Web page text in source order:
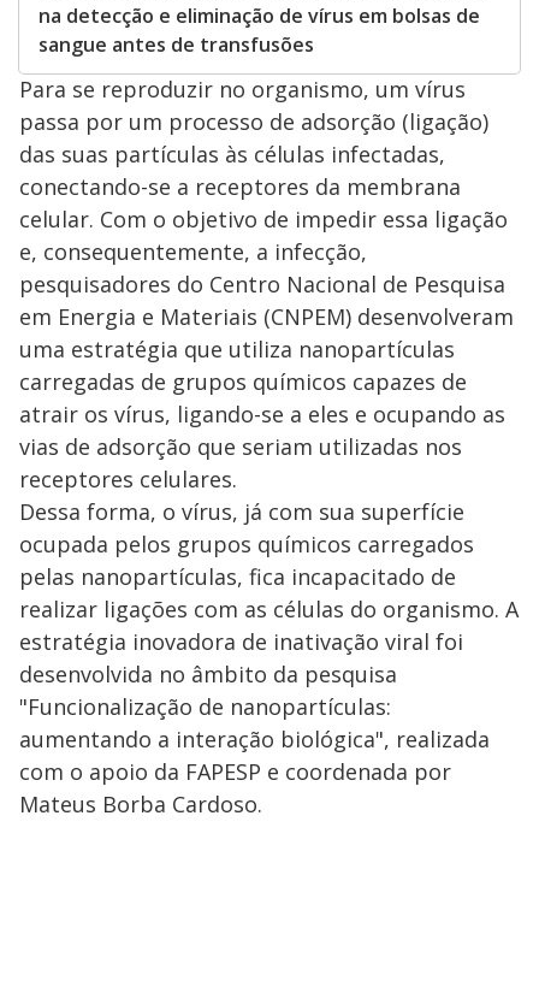
na detecção e eliminação de vírus em bolsas de
sangue antes de transfusões
Para se reproduzir no organismo, um vírus
passa por um processo de adsorção (ligação)
das suas partículas às células infectadas,
conectando-se a receptores da membrana
celular. Com o objetivo de impedir essa ligação
e, consequentemente, a infecção,
pesquisadores do Centro Nacional de Pesquisa
em Energia e Materiais (CNPEM) desenvolveram
uma estratégia que utiliza nanopartículas
carregadas de grupos químicos capazes de
atrair os vírus, ligando-se a eles e ocupando as
vias de adsorção que seriam utilizadas nos
receptores celulares.
Dessa forma, o vírus, já com sua superfície
ocupada pelos grupos químicos carregados
pelas nanopartículas, fica incapacitado de
realizar ligações com as células do organismo. A
estratégia inovadora de inativação viral foi
desenvolvida no âmbito da pesquisa
"Funcionalização de nanopartículas:
aumentando a interação biológica", realizada
com o apoio da FAPESP e coordenada por
Mateus Borba Cardoso.